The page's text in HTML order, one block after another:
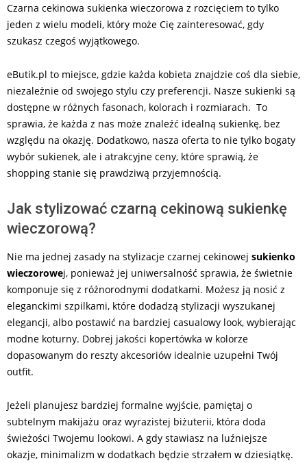
Czarna cekinowa sukienka wieczorowa z rozcięciem to tylko
jeden z wielu modeli, który może Cię zainteresować, gdy
szukasz czegoś wyjątkowego.
eButik.pl to miejsce, gdzie każda kobieta znajdzie coś dla siebie,
niezależnie od swojego stylu czy preferencji. Nasze sukienki są
dostępne w różnych fasonach, kolorach i rozmiarach. To
sprawia, że każda z nas może znaleźć idealną sukienkę, bez
względu na okazję. Dodatkowo, nasza oferta to nie tylko bogaty
wybór sukienek, ale i atrakcyjne ceny, które sprawią, że
shopping stanie się prawdziwą przyjemnością.
Jak stylizować czarną cekinową sukienkę
wieczorową?
Nie ma jednej zasady na stylizacje czarnej cekinowej sukienko
wieczorowej, ponieważ jej uniwersalność sprawia, że świetnie
komponuje się z różnorodnymi dodatkami. Możesz ją nosić z
eleganckimi szpilkami, które dodadzą stylizacji wyszukanej
elegancji, albo postawić na bardziej casualowy look, wybierając
modne koturny. Dobrej jakości kopertówka w kolorze
dopasowanym do reszty akcesoriów idealnie uzupełni Twój
outfit.
Jeżeli planujesz bardziej formalne wyjście, pamiętaj o
subtelnym makijażu oraz wyrazistej biżuterii, która doda
świeżości Twojemu lookowi. A gdy stawiasz na luźniejsze
okazje, minimalizm w dodatkach będzie strzałem w dziesiątkę.